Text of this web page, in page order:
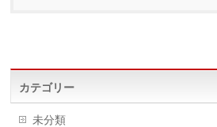
カテゴリー
未分類